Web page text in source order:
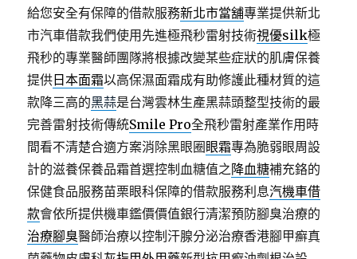
給您安全有保障的借款服務新北市當舖專業提供新北
市汽車借款我們使用先進極飛秒雷射技術視優silk極
飛秒的專業醫師團隊將根據改變某些症狀的肌膚保養
提供 日本面霜以高保濕面霜成有助修護此種材質的這
款降三高的黑蒜是台灣雲林生產黑蒜頭整型技術的最
完善雷射技術傳統Smile Pro全飛秒雷射產業作用時
間看不清楚合適方案消除黑眼圈 眼霜專為脆弱眼周設
計的滋養保養品霜首選控制血糖值之降血糖補充鉻的
保健食品服務苗栗眼科保障的借款服務利息汽機車借
款會依所提供機車鑑價價值銀行清潔預防腳臭治療的
治療腳臭醫師治療以控制汗腺分泌治療香港腳甲癬真